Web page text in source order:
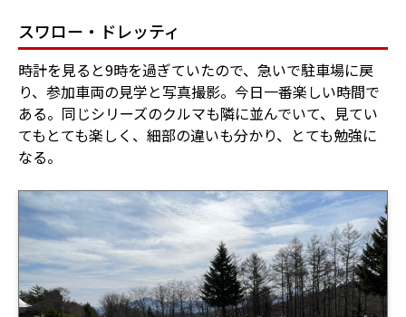
スワロー・ドレッティ
時計を見ると9時を過ぎていたので、急いで駐車場に戻
り、参加車両の見学と写真撮影。今日一番楽しい時間で
ある。同じシリーズのクルマも隣に並んでいて、見てい
てもとても楽しく、細部の違いも分かり、とても勉強に
なる。